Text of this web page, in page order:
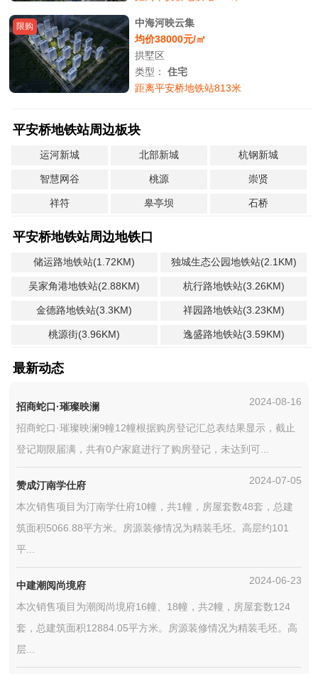
限购
中海河映云集
均价38000元/㎡
拱墅区
类型：住宅
距离平安桥地铁站813米
平安桥地铁站周边板块
运河新城 北部新城 杭钢新城
智慧网谷 桃源 崇贤
祥符 皋亭坝 石桥
平安桥地铁站周边地铁口
储运路地铁站(1.72KM) 独城生态公园地铁站(2.1KM)
吴家角港地铁站(2.88KM) 杭行路地铁站(3.26KM)
金德路地铁站(3.3KM) 祥园路地铁站(3.23KM)
桃源街(3.96KM) 逸盛路地铁站(3.59KM)
最新动态
招商蛇口·璀璨映澜 2024-08-16
招商蛇口·璀璨映澜9幢12幢根据购房登记汇总表结果显示，截止
登记期限届满，共有0户家庭进行了购房登记，未达到可...
赞成汀南学仕府 2024-07-05
本次销售项目为汀南学仕府10幢，共1幢，房屋套数48套，总建
筑面积5066.88平方米。房源装修情况为精装毛坯。高层约101
平...
中建潮阅尚境府 2024-06-23
本次销售项目为潮阅尚境府16幢、18幢，共2幢，房屋套数124
套，总建筑面积12884.05平方米。房源装修情况为精装毛坯。高
层...